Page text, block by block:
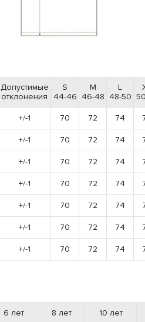
Допустимые
отклонения
S
44-46
M
46-48
L
48-50
+/-1 70 72 74
+/-1 70 72 74
+/-1 70 72 74
+/-1 70 72 74
+/-1 70 72 74
+/-1 70 72 74
+/-1 70 72 74
6 лет 8 лет 10 лет